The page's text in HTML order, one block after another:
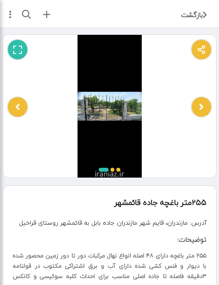
بازگشت ثبت آگهی
۲۵۵متر باغچه جاده قائمشهر
آدرس: مازندران، قایم شهر مازندران جاده بابل به قائمشهر روستای قراخیل
توضیحات:
۲۵۵ متر باغچه دارای ۴۸ اصله انواع نهال مرکبات دور تا دور زمین محصور شده
با دیوار و فنس کشی شده دارای آب و برق اشتراکی مکتوب در قولنامه
۳دقیقه فاصله تا جاده اصلی مناسب برای احداث کلبه سوئیسی و کانکس